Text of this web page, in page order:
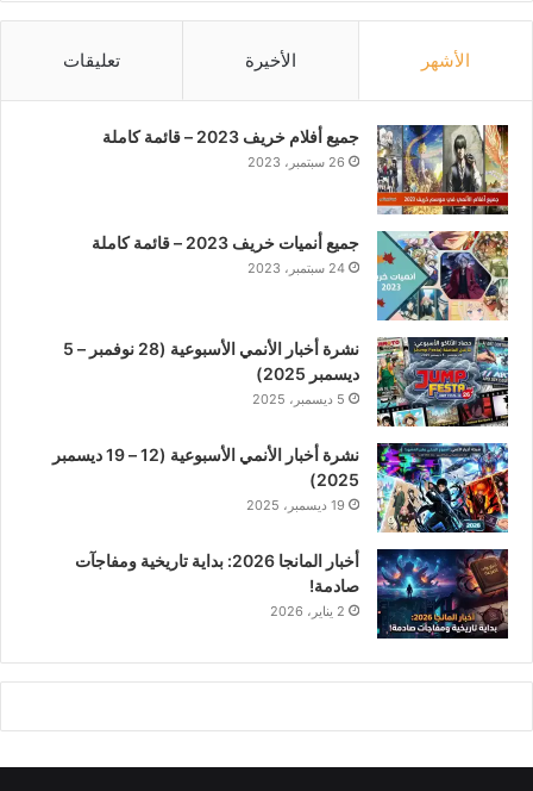
الأشهر الأخيرة تعليقات
جميع أفلام خريف 2023 – قائمة كاملة
26 سبتمبر، 2023
جميع أنميات خريف 2023 – قائمة كاملة
24 سبتمبر، 2023
نشرة أخبار الأنمي الأسبوعية (28 نوفمبر – 5
ديسمبر 2025)
5 ديسمبر، 2025
نشرة أخبار الأنمي الأسبوعية (12 – 19 ديسمبر
2025)
19 ديسمبر، 2025
أخبار المانجا 2026: بداية تاريخية ومفاجآت
صادمة!
2 يناير، 2026